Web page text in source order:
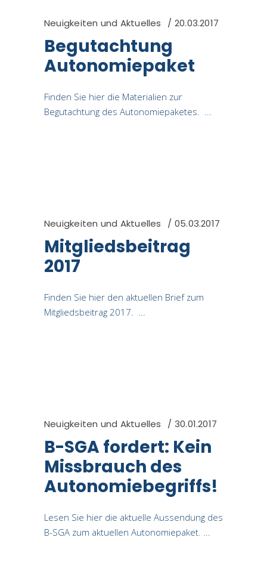
Neuigkeiten und Aktuelles 20.03.2017
Begutachtung
Autonomiepaket
Finden Sie hier die Materialien zur
Begutachtung des Autonomiepaketes.
Neuigkeiten und Aktuelles 05.03.2017
Mitgliedsbeitrag
2017
Finden Sie hier den aktuellen Brief zum
Mitgliedsbeitrag 2017.
Neuigkeiten und Aktuelles 30.01.2017
B-SGA fordert: Kein
Missbrauch des
Autonomiebegriffs!
Lesen Sie hier die aktuelle Aussendung des
B-SGA zum aktuellen Autonomiepaket.